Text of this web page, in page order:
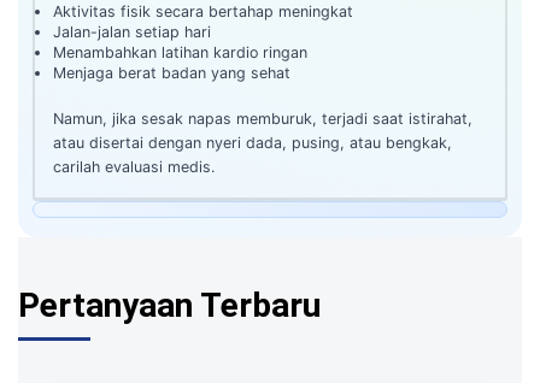
Aktivitas fisik secara bertahap meningkat
Jalan-jalan setiap hari
Menambahkan latihan kardio ringan
Menjaga berat badan yang sehat
Namun, jika sesak napas memburuk, terjadi saat istirahat,
atau disertai dengan nyeri dada, pusing, atau bengkak,
carilah evaluasi medis.
Pertanyaan Terbaru